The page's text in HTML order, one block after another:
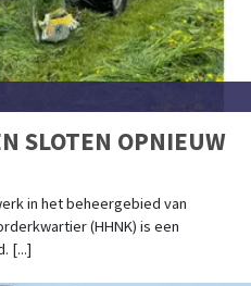
SLOTEN OPNIEUW
in het beheergebied van
(HHNK) is een
[...]